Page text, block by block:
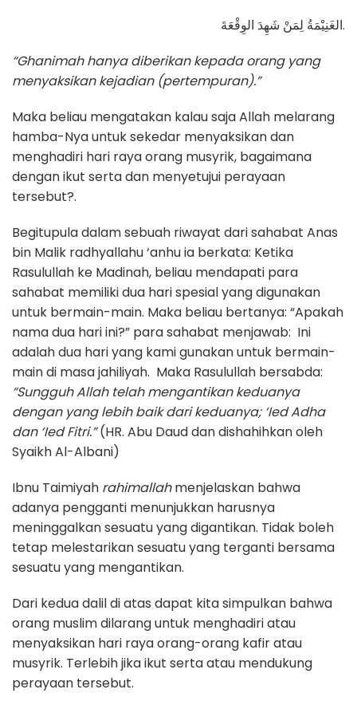
الغَنِيْمَةُ لِمَنْ شَهِدَ الوِقْعَةَ.
“Ghanimah hanya diberikan kepada orang yang
menyaksikan kejadian (pertempuran).”
Maka beliau mengatakan kalau saja Allah melarang
hamba-Nya untuk sekedar menyaksikan dan
menghadiri hari raya orang musyrik, bagaimana
dengan ikut serta dan menyetujui perayaan
tersebut?.
Begitupula dalam sebuah riwayat dari sahabat Anas
bin Malik radhyallahu ‘anhu ia berkata: Ketika
Rasulullah ke Madinah, beliau mendapati para
sahabat memiliki dua hari spesial yang digunakan
untuk bermain-main. Maka beliau bertanya: “Apakah
nama dua hari ini?” para sahabat menjawab: Ini
adalah dua hari yang kami gunakan untuk bermain-
main di masa jahiliyah. Maka Rasulullah bersabda:
“Sungguh Allah telah mengantikan keduanya
dengan yang lebih baik dari keduanya; ‘Ied Adha
dan ‘Ied Fitri.”(HR. Abu Daud dan dishahihkan oleh
Syaikh Al-Albani)
Ibnu Taimiyah rahimallahmenjelaskan bahwa
adanya pengganti menunjukkan harusnya
meninggalkan sesuatu yang digantikan. Tidak boleh
tetap melestarikan sesuatu yang terganti bersama
sesuatu yang mengantikan.
Dari kedua dalil di atas dapat kita simpulkan bahwa
orang muslim dilarang untuk menghadiri atau
menyaksikan hari raya orang-orang kafir atau
musyrik. Terlebih jika ikut serta atau mendukung
perayaan tersebut.